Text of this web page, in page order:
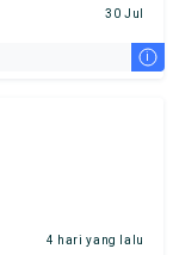
30 Jul
i
4 hari yang lalu